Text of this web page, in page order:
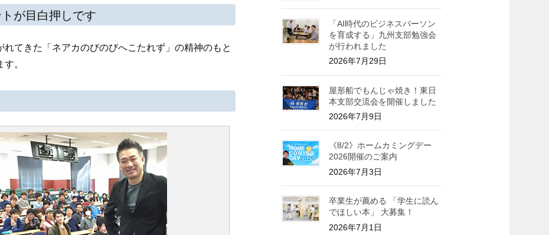
が目白押しです
れてきた「ネアカのびのびへこたれず」の精神のもと
。
「AI時代のビジネスパーソン
を育成する」九州支部勉強会
が行われました
2026年7月29日
屋形船でもんじゃ焼き！東日
本支部交流会を開催しました
2026年7月9日
《8/2》ホームカミングデー
2026開催のご案内
2026年7月3日
卒業生が薦める 「学生に読ん
でほしい本」 大募集！
2026年7月1日